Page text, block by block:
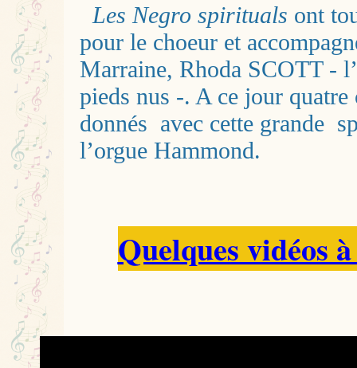
Les Negro spirituals ont
pour le choeur et
Marraine, Rhoda SCOTT -
pieds nus -. A ce jour quatre
donnés avec cette grande
l’orgue Hammond.
Quelques vidéos